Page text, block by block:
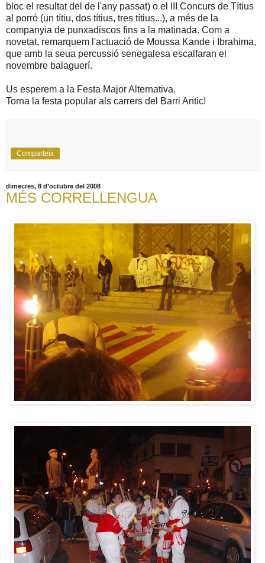
bloc el resultat del de l'any passat) o el III Concurs de Títius
al porró (un títiu, dos títius, tres títius...), a més de la
companyia de punxadiscos fins a la matinada. Com a
novetat, remarquem l'actuació de Moussa Kande i Ibrahima,
que amb la seua percussió senegalesa escalfaran el
novembre balaguerí.
Us esperem a la Festa Major Alternativa.
Torna la festa popular als carrers del Barri Antic!
Comparteix
dimecres, 8 d’octubre del 2008
MÉS CORRELLENGUA